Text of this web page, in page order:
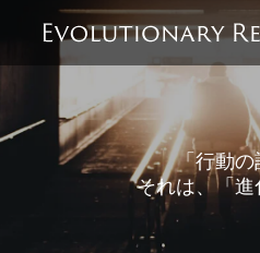
「行動の
は、「進化 の